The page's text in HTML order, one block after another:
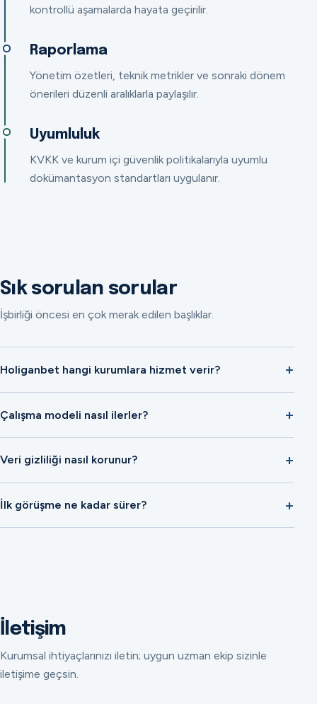
kontrollü aşamalarda hayata geçirilir.
Raporlama
Yönetim özetleri, teknik metrikler ve sonraki dönem
önerileri düzenli aralıklarla paylaşılır.
Uyumluluk
KVKK ve kurum içi güvenlik politikalarıyla uyumlu
dokümantasyon standartları uygulanır.
Sık sorulan sorular
İşbirliği öncesi en çok merak edilen başlıklar.
Holiganbet hangi kurumlara hizmet verir?
Çalışma modeli nasıl ilerler?
Veri gizliliği nasıl korunur?
İlk görüşme ne kadar sürer?
İletişim
Kurumsal ihtiyaçlarınızı iletin; uygun uzman ekip sizinle
iletişime geçsin.